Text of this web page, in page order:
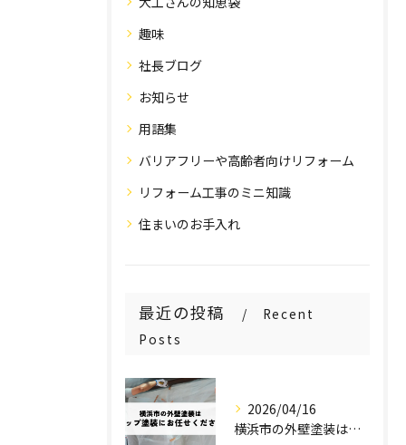
趣味
社長ブログ
お知らせ
用語集
バリアフリーや高齢者向けリフォーム
リフォーム工事のミニ知識
住まいのお手入れ
最近の投稿
Recent
Posts
2026/04/16
横浜市の外壁塗装はステップ塗装にお任せください！